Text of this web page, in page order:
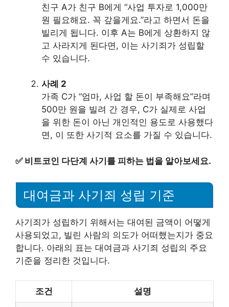
친구 A가 친구 B에게 “사업 투자로 1,000만
원 필요해요. 꼭 갚을게요.”라고 하면서 돈을
빌리게 됩니다. 이후 A는 B에게 상환하지 않
고 사라지게 된다면, 이는 사기죄가 성립할
수 있습니다.
사례 2
가족 C가 “엄마, 사업 할 돈이 부족해요”라며
500만 원을 빌려 간 경우, C가 실제로 사업
을 위한 돈이 아닌 개인적인 용도로 사용했다
면, 이 또한 사기적 요소를 가질 수 있습니다.
✅ 비트코인 다단계 사기를 피하는 법을 알아보세요.
대여금과 사기죄 성립 기준
사기죄가 성립하기 위해서는 대여된 금액이 어떻게
사용되었고, 빌린 사람의 의도가 어떠했는지가 중요
합니다. 아래의 표는 대여금과 사기죄 성립의 주요
기준을 정리한 것입니다.
조건 설명